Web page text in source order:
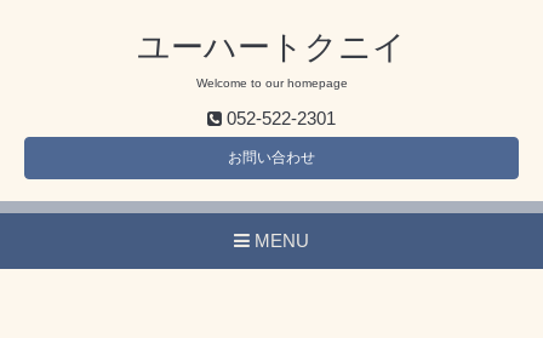
ユーハートクニイ
Welcome to our homepage
052-522-2301
お問い合わせ
MENU